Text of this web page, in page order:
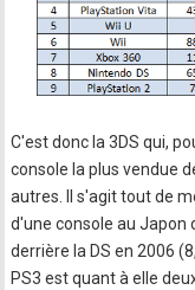
C'est donc la 3DS qui,
console la plus vendue
autres. Il s'agit tout de
d'une console au Japon
derrière la DS en 2006
PS3 est quant à elle